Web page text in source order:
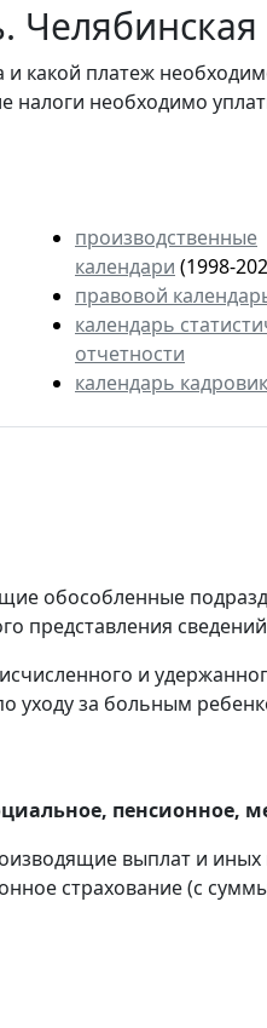
и какой платеж
налоги необходимо
производственные
календари (1998-
правовой
календарь
отчетности
календарь
обособленные
представления
и
уходу за больным
пенсионное,
выплат и
страхование (с